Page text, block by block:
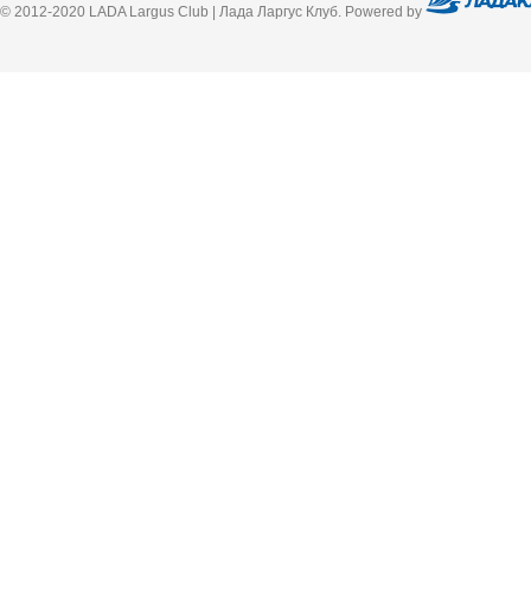
© 2012-2020 LADA Largus Club | Лада Ларгус Клуб. Powered by